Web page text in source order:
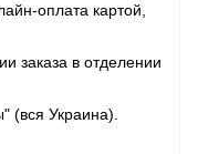
оплата картой,
заказа в отделении
(вся Украина).